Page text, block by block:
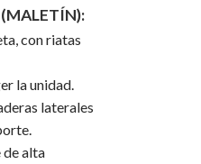
con riatas
la unidad.
laterales
de alta